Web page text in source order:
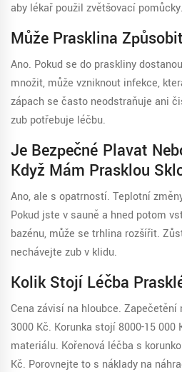
aby lékař použil zvětšovací pomůcky.
Může Prasklina
Ano. Pokud se do praskliny
množit, může vzniknout infekce,
zápach se často neodstraňuje ani
zub potřebuje léčbu.
Je Bezpečné Plavat
Když Mám Prasklou
Ano, ale s opatrností. Teplotní
Pokud jste v sauně a hned potom
bazénu, může se trhlina rozšířit.
nechávejte zub v klidu.
Kolik Stojí Léčba
Cena závisí na hloubce.
3000 Kč. Korunka stojí 8000-15 000
materiálu. Kořenová léčba s
Kč. Porovnejte to s náklady na